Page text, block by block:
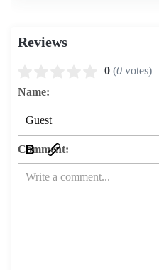
Reviews
0 (0 votes)
Name:
Comment: